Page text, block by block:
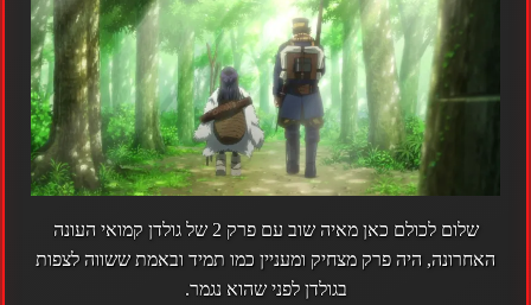
שלום לכולם כאן מאיה שוב עם פרק 2 של גולדן קמואי העונה
האחרונה, היה פרק מצחיק ומעניין כמו תמיד ובאמת ששווה לצפות
בגולדן לפני שהוא נגמר.